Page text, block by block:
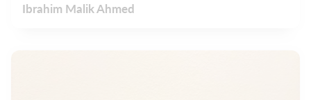
Ibrahim Malik Ahmed